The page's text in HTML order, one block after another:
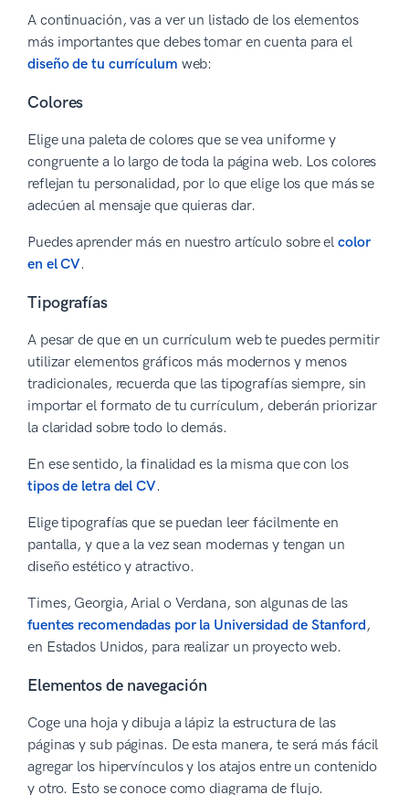
A continuación, vas a ver un listado de los elementos
más importantes que debes tomar en cuenta para el
diseño de tu currículum web:
Colores
Elige una paleta de colores que se vea uniforme y
congruente a lo largo de toda la página web. Los colores
reflejan tu personalidad, por lo que elige los que más se
adecúen al mensaje que quieras dar.
Puedes aprender más en nuestro artículo sobre elcolor
en el CV.
Tipografías
A pesar de que en un currículum web te puedes permitir
utilizar elementos gráficos más modernos y menos
tradicionales, recuerda que las tipografías siempre, sin
importar el formato de tu currículum, deberán priorizar
la claridad sobre todo lo demás.
En ese sentido, la finalidad es la misma que con los
tipos de letra del CV.
Elige tipografías que se puedan leer fácilmente en
pantalla, y que a la vez sean modernas y tengan un
diseño estético y atractivo.
Times, Georgia, Arial o Verdana, son algunas de las
fuentes recomendadas por la Universidad de Stanford,
en Estados Unidos, para realizar un proyecto web.
Elementos de navegación
Coge una hoja y dibuja a lápiz la estructura de las
páginas y sub páginas. De esta manera, te será más fácil
agregar los hipervínculos y los atajos entre un contenido
y otro. Esto se conoce como diagrama de flujo.